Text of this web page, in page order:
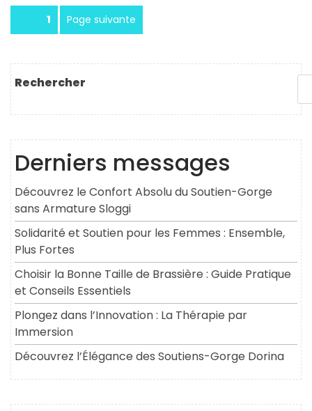
Pagination
des
publications
Page1 Page suivante
Rechercher
Derniers messages
Découvrez le Confort Absolu du Soutien-Gorge
sans Armature Sloggi
Solidarité et Soutien pour les Femmes : Ensemble,
Plus Fortes
Choisir la Bonne Taille de Brassière : Guide Pratique
et Conseils Essentiels
Plongez dans l’Innovation : La Thérapie par
Immersion
Découvrez l’Élégance des Soutiens-Gorge Dorina